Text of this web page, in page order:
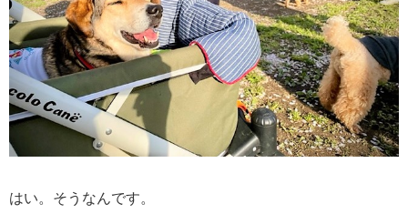
はい。そうなんです。